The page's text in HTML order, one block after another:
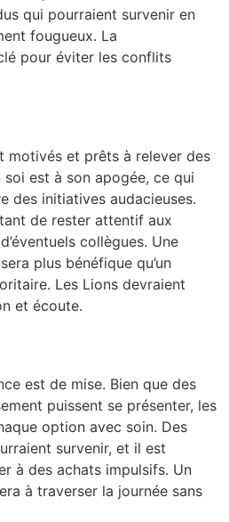
qui pourraient survenir en
fougueux. La
pour éviter les conflits
motivés et prêts à relever des
est à son apogée, ce qui
des initiatives audacieuses.
de rester attentif aux
collègues. Une
plus bénéfique qu’un
Les Lions devraient
et écoute.
est de mise. Bien que des
puissent se présenter, les
option avec soin. Des
survenir, et il est
à des achats impulsifs. Un
à traverser la journée sans